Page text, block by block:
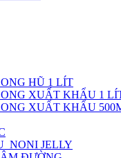
HŨ 1 LÍT
XUẤT KHẨU 1
XUẤT KHẨU
JELLY